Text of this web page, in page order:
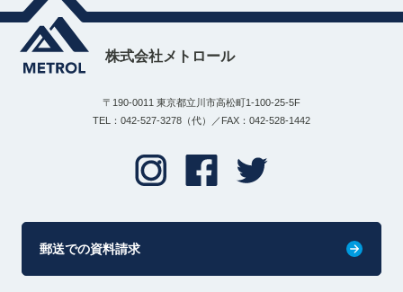
株式会社メトロール
〒190-0011 東京都立川市高松町1-100-25-5F
TEL：042-527-3278（代）／FAX：042-528-1442
郵送での資料請求